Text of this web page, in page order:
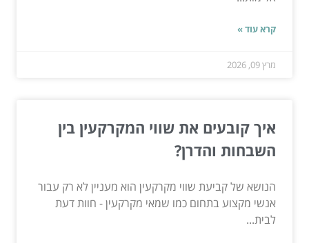
קרא עוד »
מרץ 09, 2026
איך קובעים את שווי המקרקעין בין
השבחות והדרן?
הנושא של קביעת שווי מקרקעין הוא מעניין לא רק עבור
אנשי מקצוע בתחום כמו שמאי מקרקעין - חוות דעת
לבית...